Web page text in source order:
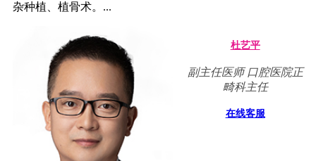
杂种植、植骨术。...
杜艺平
副主任医师 口腔医院正
畸科主任
在线客服